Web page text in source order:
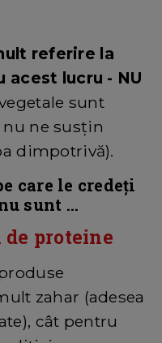
referire la
acest lucru - NU
sunt
ne susțin
dimpotrivă).
care le credeți
sunt ...
de proteine
zahar (adesea
cât pentru